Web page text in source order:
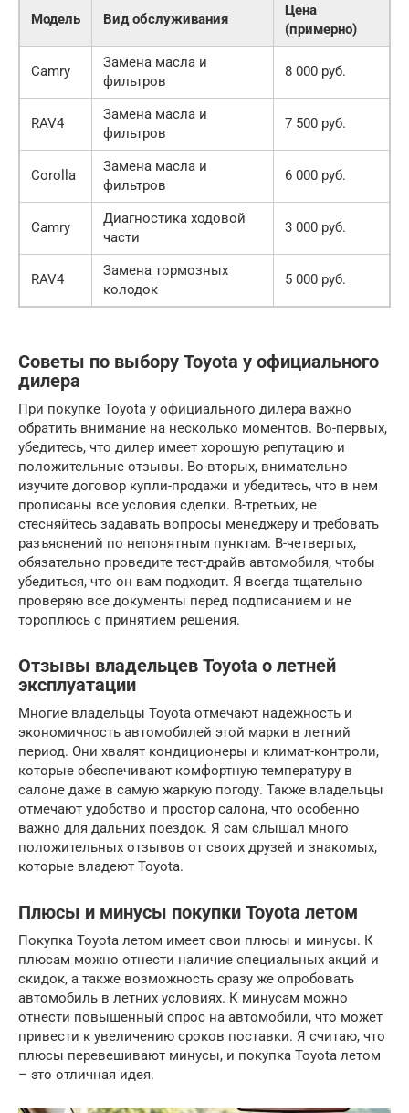
Модель Вид обслуживания
Цена
(примерно)
Camry
Замена масла и
фильтров
8 000 руб.
RAV4
Замена масла и
фильтров
7 500 руб.
Corolla
Замена масла и
фильтров
6 000 руб.
Camry
Диагностика ходовой
части
3 000 руб.
RAV4
Замена тормозных
колодок
5 000 руб.
Советы по выбору Toyota у официального
дилера
При покупке Toyota у официального дилера важно
обратить внимание на несколько моментов. Во-первых,
убедитесь, что дилер имеет хорошую репутацию и
положительные отзывы. Во-вторых, внимательно
изучите договор купли-продажи и убедитесь, что в нем
прописаны все условия сделки. В-третьих, не
стесняйтесь задавать вопросы менеджеру и требовать
разъяснений по непонятным пунктам. В-четвертых,
обязательно проведите тест-драйв автомобиля, чтобы
убедиться, что он вам подходит. Я всегда тщательно
проверяю все документы перед подписанием и не
тороплюсь с принятием решения.
Отзывы владельцев Toyota о летней
эксплуатации
Многие владельцы Toyota отмечают надежность и
экономичность автомобилей этой марки в летний
период. Они хвалят кондиционеры и климат-контроли,
которые обеспечивают комфортную температуру в
салоне даже в самую жаркую погоду. Также владельцы
отмечают удобство и простор салона, что особенно
важно для дальних поездок. Я сам слышал много
положительных отзывов от своих друзей и знакомых,
которые владеют Toyota.
Плюсы и минусы покупки Toyota летом
Покупка Toyota летом имеет свои плюсы и минусы. К
плюсам можно отнести наличие специальных акций и
скидок, а также возможность сразу же опробовать
автомобиль в летних условиях. К минусам можно
отнести повышенный спрос на автомобили, что может
привести к увеличению сроков поставки. Я считаю, что
плюсы перевешивают минусы, и покупка Toyota летом
– это отличная идея.